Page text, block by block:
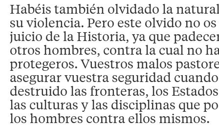
Habéis también olvidado la
su violencia. Pero este olvido no
juicio de la Historia, ya que
otros hombres, contra la cual no
protegeros. Vuestros malos
asegurar vuestra seguridad
destruido las fronteras, los
las culturas y las disciplinas que
los hombres contra ellos mismos.